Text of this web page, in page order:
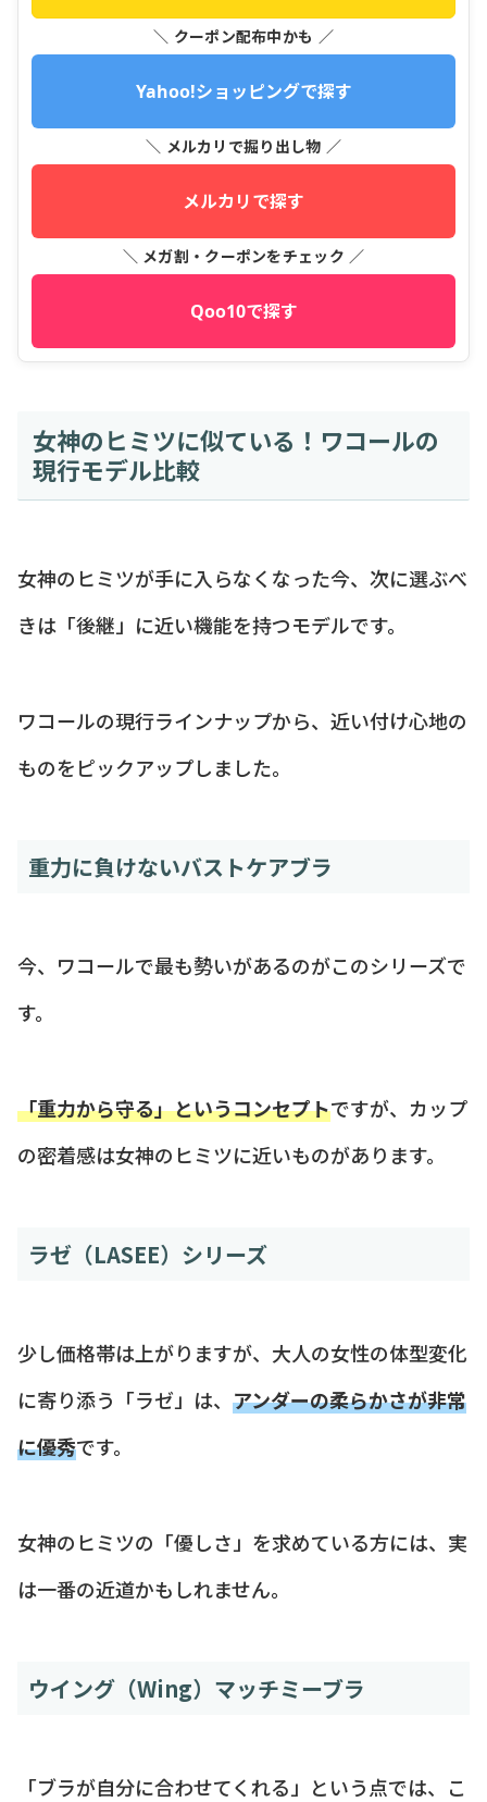
＼ クーポン配布中かも ／
Yahoo!ショッピングで探す
＼ メルカリで掘り出し物 ／
メルカリで探す
＼ メガ割・クーポンをチェック ／
Qoo10で探す
女神のヒミツに似ている！ワコールの
現行モデル比較
女神のヒミツが手に入らなくなった今、次に選ぶべ
きは「後継」に近い機能を持つモデルです。
ワコールの現行ラインナップから、近い付け心地の
ものをピックアップしました。
重力に負けないバストケアブラ
今、ワコールで最も勢いがあるのがこのシリーズで
す。
「重力から守る」というコンセプトですが、カップ
の密着感は女神のヒミツに近いものがあります。
ラゼ（LASEE）シリーズ
少し価格帯は上がりますが、大人の女性の体型変化
に寄り添う「ラゼ」は、 アンダーの柔らかさが非常
に優秀です。
女神のヒミツの「優しさ」を求めている方には、実
は一番の近道かもしれません。
ウイング（Wing）マッチミーブラ
「ブラが自分に合わせてくれる」という点では、こ